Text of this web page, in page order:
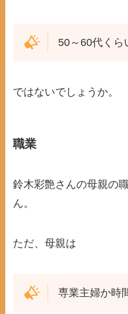
50～60代くら
ではないでしょうか。
職業
鈴木彩艶さんの母親の
ん。
ただ、母親は
専業主婦か時